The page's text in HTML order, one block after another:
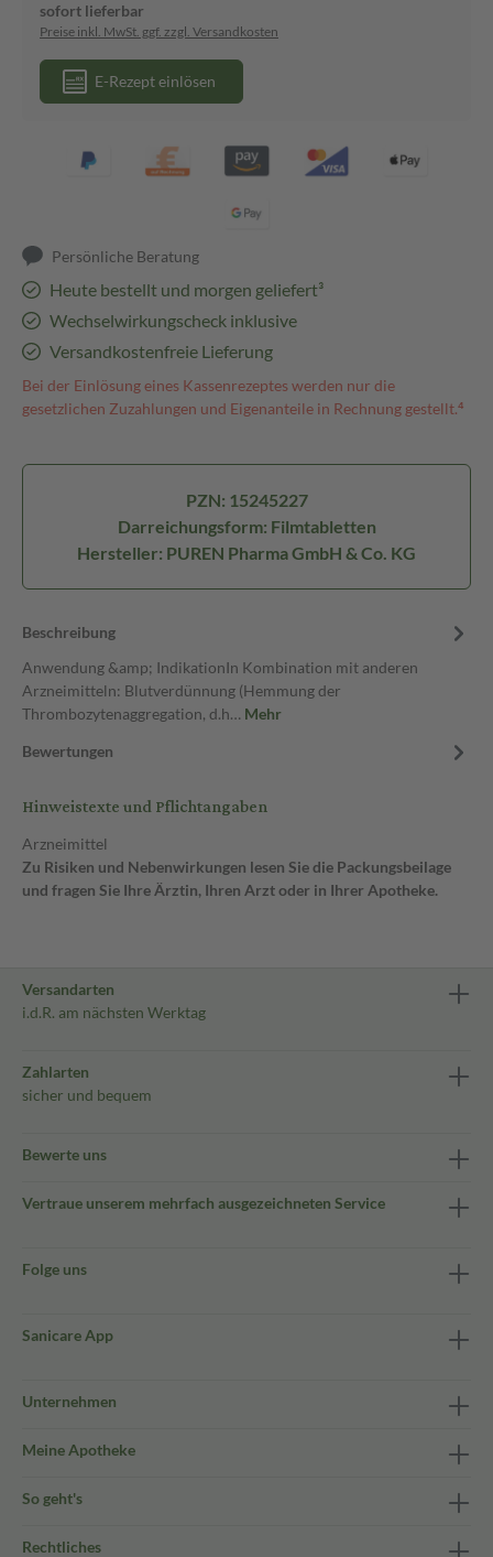
sofort lieferbar
Preise inkl. MwSt. ggf. zzgl. Versandkosten
E-Rezept einlösen
Persönliche Beratung
Heute bestellt und morgen geliefert³
Wechselwirkungscheck inklusive
Versandkostenfreie Lieferung
Bei der Einlösung eines Kassenrezeptes werden nur die
gesetzlichen Zuzahlungen und Eigenanteile in Rechnung gestellt.⁴
PZN: 15245227
Darreichungsform: Filmtabletten
Hersteller: PUREN Pharma GmbH & Co. KG
Beschreibung
Anwendung &amp; IndikationIn Kombination mit anderen
Arzneimitteln: Blutverdünnung (Hemmung der
Thrombozytenaggregation, d.h… Mehr
Bewertungen
Hinweistexte und Pflichtangaben
Arzneimittel
Zu Risiken und Nebenwirkungen lesen Sie die Packungsbeilage
und fragen Sie Ihre Ärztin, Ihren Arzt oder in Ihrer Apotheke.
Versandarten
i.d.R. am nächsten Werktag
Zahlarten
sicher und bequem
Bewerte uns
Vertraue unserem mehrfach ausgezeichneten Service
Folge uns
Sanicare App
Unternehmen
Meine Apotheke
So geht's
Rechtliches